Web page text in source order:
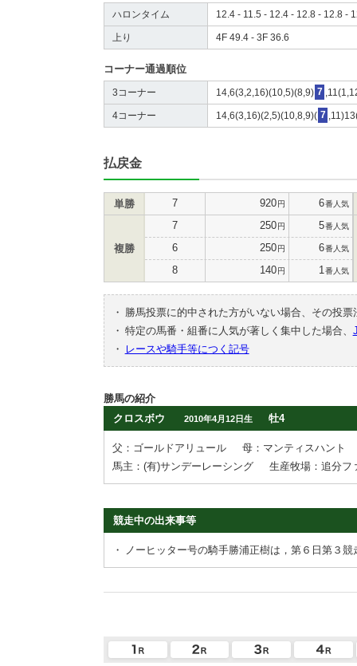
ハロンタイム 12.4 - 11.5 - 12.4 - 12.8 - 12.8 -
上り 4F 49.4 - 3F 36.6
コーナー通過順位
3コーナー 14,6(3,2,16)(10,5)(8,9) 7
4コーナー 14,6(3,16)(2,5)(10,8,9)( 7
払戻金
単勝 7 920円 6番人気
複勝
7 250円 5番人気
6 250円 6番人気
8 140円 1 番人気
・
勝馬投票に的中された方がいない場合、その投
・ 特定の馬番・組番に人気が著しく集中した場合、
・
レースや騎手等につく記号
勝馬の紹介
クロスボウ
2010年4月12日生 牡4
父：ゴールドアリュール
母：マンティスハント
馬主：(有)サンデーレーシング
生産牧場：追分フ
競走中の出来事等
・ ノーヒッター号の騎手勝浦正樹は，第６日第３